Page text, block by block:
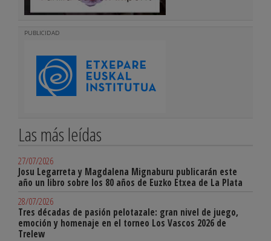
PUBLICIDAD
Las más leídas
27/07/2026
Josu Legarreta y Magdalena Mignaburu publicarán este
año un libro sobre los 80 años de Euzko Etxea de La Plata
28/07/2026
Tres décadas de pasión pelotazale: gran nivel de juego,
emoción y homenaje en el torneo Los Vascos 2026 de
Trelew